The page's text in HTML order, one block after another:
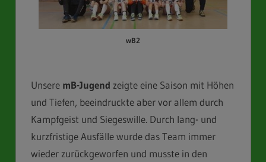
wB2
Unsere mB-Jugend zeigte eine Saison mit Höhen
und Tiefen, beeindruckte aber vor allem durch
Kampfgeist und Siegeswille. Durch lang- und
kurzfristige Ausfälle wurde das Team immer
wieder zurückgeworfen und musste in den